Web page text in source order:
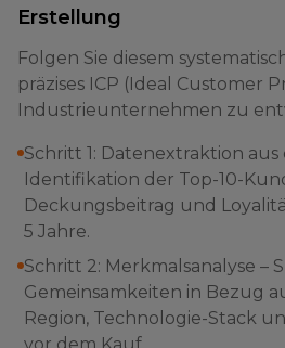
Erstellung
Folgen Sie diesem
präzises ICP (Ideal Customer
Industrieunternehmen zu
Schritt 1: Datenextraktion aus
Identifikation der Top-10-
Deckungsbeitrag und
5 Jahre.
Schritt 2: Merkmalsanalyse –
Gemeinsamkeiten in Bezug
Region, Technologie-Stack